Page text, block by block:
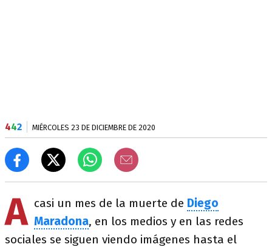
442 MIÉRCOLES 23 DE DICIEMBRE DE 2020
A casi un mes de la muerte de Diego
Maradona, en los medios y en las redes
sociales se siguen viendo imágenes hasta el